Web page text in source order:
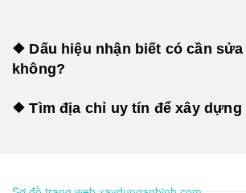
❖ Dấu hiệu nhận biết có cần
không?
❖ Tìm địa chỉ uy tín để xây dựng